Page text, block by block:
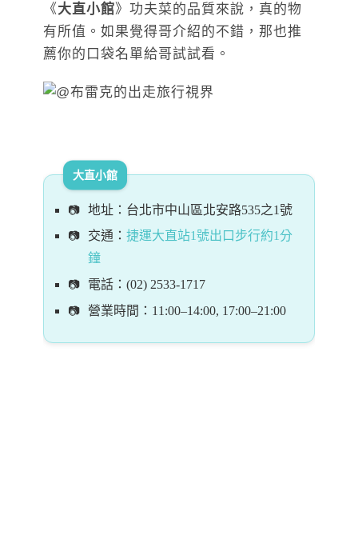
《大直小館》功夫菜的品質來說，真的物
有所值。如果覺得哥介紹的不錯，那也推
薦你的口袋名單給哥試試看。
大直小館
地址：台北市中山區北安路535之1號
交通： 捷運大直站1號出口步行約1分
鐘
電話：(02) 2533-1717
營業時間：11:00–14:00, 17:00–21:00